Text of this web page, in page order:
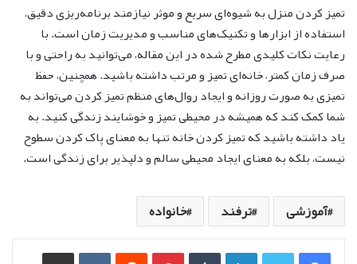
تمیز کردن منزل به شیوه‌ای سریع و موثر نیازمند برنامه‌ریزی دقیق،
استفاده از ابزارها و تکنیک‌های مناسب و مدیریت زمان است. با
رعایت نکات کلیدی مطرح شده در این مقاله، می‌توانید به راحتی و با
صرف زمان کمتر، خانه‌ای تمیز و مرتب داشته باشید. همچنین، حفظ
تمیزی به صورت روزانه و ایجاد روال‌های منظم تمیز کردن می‌تواند به
شما کمک کند که همیشه در محیطی تمیز و خوشایند زندگی کنید. به
یاد داشته باشید که تمیز کردن خانه تنها به معنای پاک کردن سطوح
نیست، بلکه به معنای ایجاد محیطی سالم و دلپذیر برای زندگی است.
آموزشی ترفند خانواده
لینکدین‫تامبلر ‫پین‌ترست‫رددیت ‫VKontakteاشتراک گذاری از طریق ایمیل